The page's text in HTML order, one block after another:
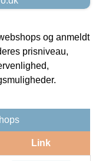
og anmeldt
prisniveau,
Link